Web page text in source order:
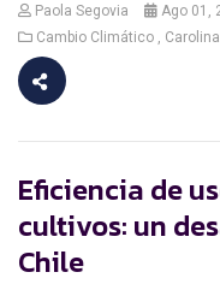
Paola Segovia Ago 01,
Cambio Climático
Eficiencia de
cultivos: un
Chile